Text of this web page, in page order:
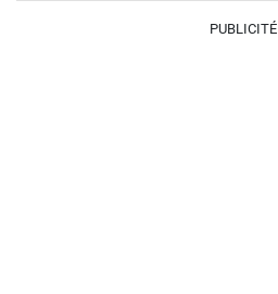
PUBLICITÉ